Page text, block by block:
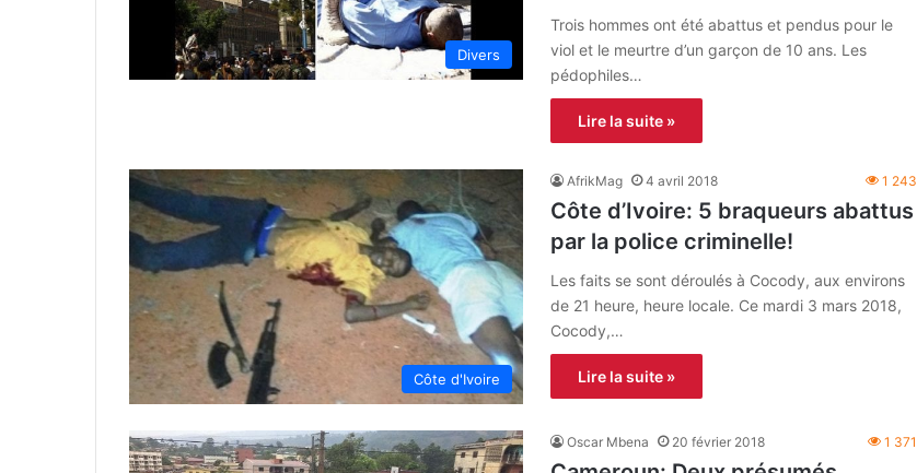
Divers
Trois hommes ont été abattus et pendus pour le
viol et le meurtre d’un garçon de 10 ans. Les
pédophiles…
Lire la suite »
Côte d'Ivoire
AfrikMag 4 avril 2018 1 243
Côte d’Ivoire: 5 braqueurs abattus
par la police criminelle!
Les faits se sont déroulés à Cocody, aux environs
de 21 heure, heure locale. Ce mardi 3 mars 2018,
Cocody,…
Lire la suite »
Oscar Mbena 20 février 2018 1 371